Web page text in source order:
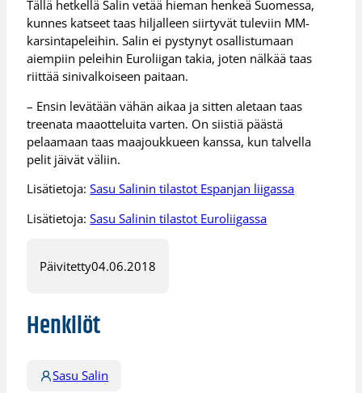
Tällä hetkellä Salin vetää hieman henkeä Suomessa,
kunnes katseet taas hiljalleen siirtyvät tuleviin MM-
karsintapeleihin. Salin ei pystynyt osallistumaan
aiempiin peleihin Euroliigan takia, joten nälkää taas
riittää sinivalkoiseen paitaan.
– Ensin levätään vähän aikaa ja sitten aletaan taas
treenata maaotteluita varten. On siistiä päästä
pelaamaan taas maajoukkueen kanssa, kun talvella
pelit jäivät väliin.
Lisätietoja:Sasu Salinin tilastot Espanjan liigassa
Lisätietoja:Sasu Salinin tilastot Euroliigassa
Päivitetty04.06.2018
Henkilöt
Sasu Salin